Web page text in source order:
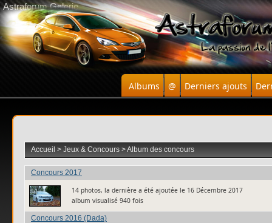
Astraforum Galerie
Albums @ Derniers ajouts
Accueil > Jeux & Concours>Album des concours
Concours 2017
14 photos, la dernière a été ajoutée le 16 Décembre 2017
album visualisé 940 fois
Concours 2016 (Dada)